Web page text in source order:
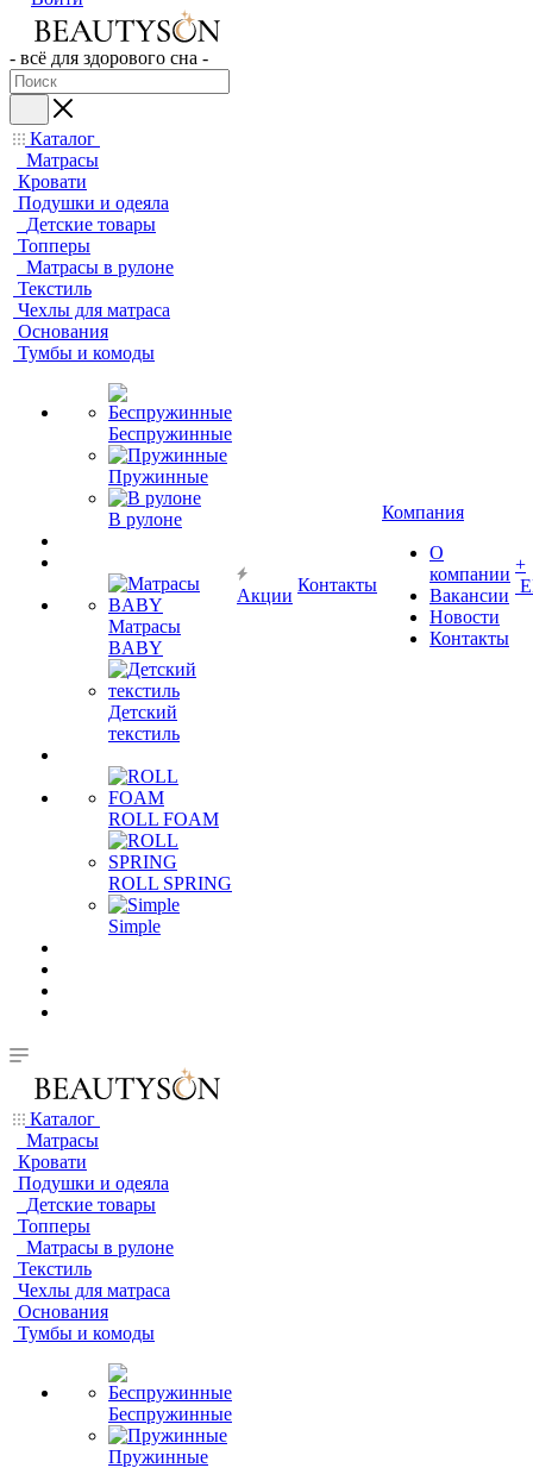
- всё для здорового сна -
Каталог
Матрасы
Кровати
Подушки и одеяла
Детские товары
Топперы
Матрасы в рулоне
Текстиль
Чехлы для матраса
Основания
Тумбы и комоды
Беспружинные
Пружинные
В рулоне
Матрасы
BABY
Детский
текстиль
ROLL FOAM
ROLL SPRING
Simple
Акции
Контакты
Компания
О
компании
Вакансии
Новости
Контакты
+
Каталог
Матрасы
Кровати
Подушки и одеяла
Детские товары
Топперы
Матрасы в рулоне
Текстиль
Чехлы для матраса
Основания
Тумбы и комоды
Беспружинные
Пружинные